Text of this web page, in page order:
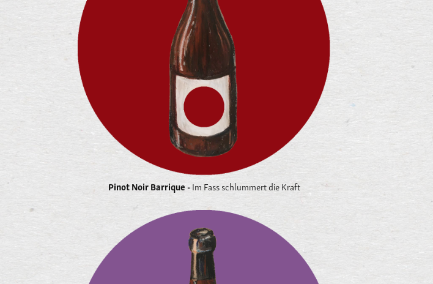
Pinot Noir Barrique - Im Fass schlummert die Kraft